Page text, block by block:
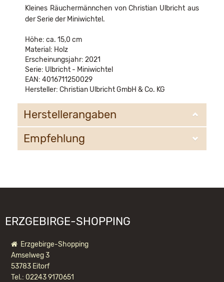
Kleines Räuchermännchen von Christian Ulbricht aus
der Serie der Miniwichtel.
Höhe: ca. 15,0 cm
Material: Holz
Erscheinungsjahr: 2021
Serie: Ulbricht - Miniwichtel
EAN: 4016711250029
Hersteller: Christian Ulbricht GmbH & Co. KG
Herstellerangaben
Christian Ulbricht GmbH & Co. KG
Empfehlung
ERZGEBIRGE-SHOPPING
Erzgebirge-Shopping
Amselweg 3
53783 Eitorf
Tel.: 02243 9170651